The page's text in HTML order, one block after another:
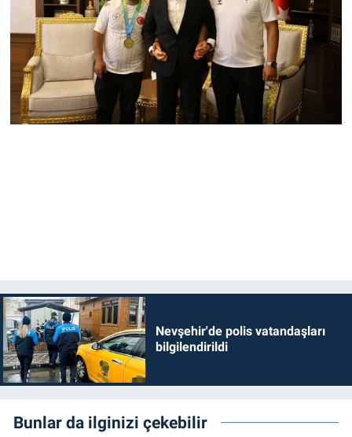
Nevşehir'de polis vatandaşları
bilgilendirildi
Bunlar da ilginizi çekebilir